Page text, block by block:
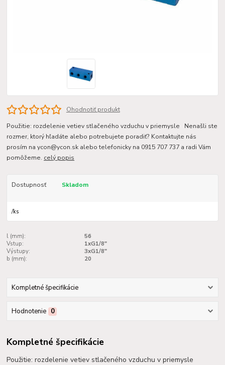
Ohodnotiť produkt
Použitie: rozdelenie vetiev stlačeného vzduchu v priemysle Nenašli ste
rozmer, ktorý hľadáte alebo potrebujete poradiť? Kontaktujte nás
prosím na ycon@ycon.sk alebo telefonicky na 0915 707 737 a radi Vám
pomôžeme. celý popis
Dostupnosť Skladom
/ks
l (mm):
56
Vstup:
1xG1/8"
Výstupy:
3xG1/8"
b (mm):
20
Kompletné špecifikácie
Hodnotenie 0
Kompletné špecifikácie
Použitie: rozdelenie vetiev stlačeného vzduchu v priemysle